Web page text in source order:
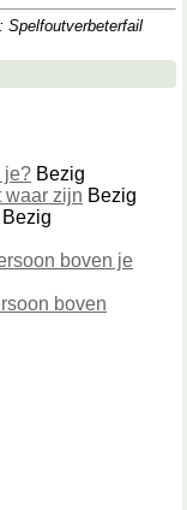
Spelfoutverbeterfail
je? Bezig
waar zijn Bezig
boven je
boven